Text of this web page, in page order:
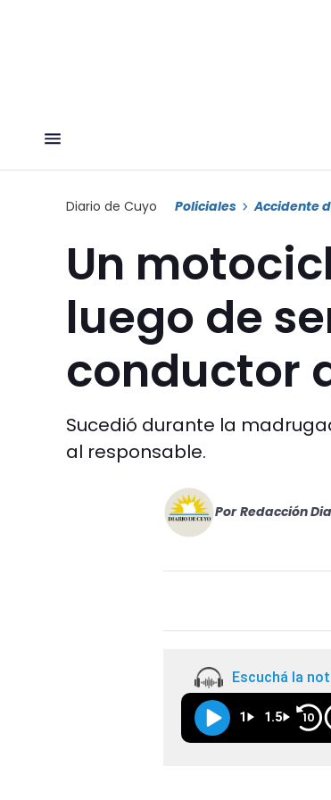
Diario de Cuyo Policiales Accidente
Un
luego de
conductor
Sucedió durante la
al responsable.
Por Redacción
Escuchá la
1 1.5 10